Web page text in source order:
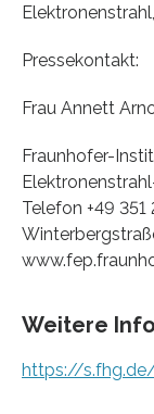
Pressekontakt:
Frau Annett
Fraunhofer-
Telefon +49
Weitere
https://